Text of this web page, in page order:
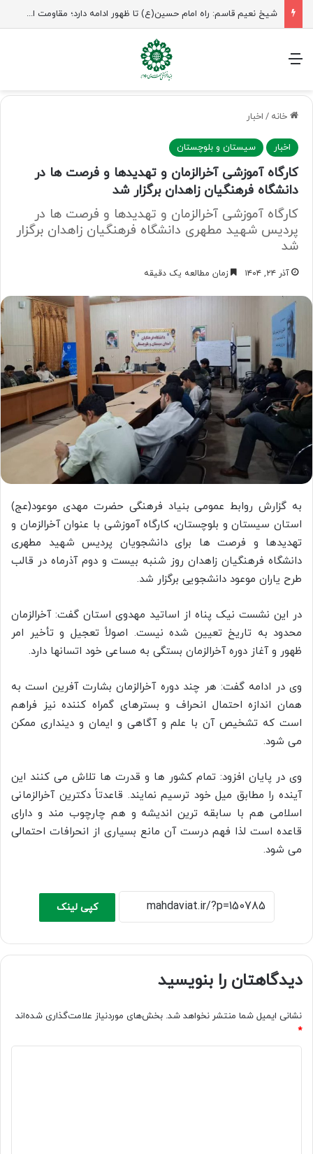
منو
خانه / اخبار
اخبار سیستان و بلوچستان
کارگاه آموزشی آخرالزمان و تهدیدها و فرصت ها در
دانشگاه فرهنگیان زاهدان برگزار شد
کارگاه آموزشی آخرالزمان و تهدیدها و فرصت ها در
پردیس شهید مطهری دانشگاه فرهنگیان زاهدان برگزار
شد
آذر ۲۴, ۱۴۰۴ زمان مطالعه یک دقیقه
به گزارش روابط عمومی بنیاد فرهنگی حضرت مهدی موعود(عج)
استان سیستان و بلوچستان، کارگاه آموزشی با عنوان آخرالزمان و
تهدیدها و فرصت ها برای دانشجویان پردیس شهید مطهری
دانشگاه فرهنگیان زاهدان روز شنبه بیست و دوم آذرماه در قالب
طرح یاران موعود دانشجویی برگزار شد.
در این نشست نیک پناه از اساتید مهدوی استان گفت: آخرالزمان
محدود به تاریخ تعیین شده نیست. اصولاً تعجیل و تأخیر امر
ظهور و آغاز دوره آخرالزمان بستگی به مساعی خود اتسانها دارد.
وی در ادامه گفت: هر چند دوره آخرالزمان بشارت آفرین است به
همان اندازه احتمال انحراف و بسترهای گمراه کننده نیز فراهم
است که تشخیص آن با علم و آگاهی و ایمان و دینداری ممکن
می شود.
وی در پایان افزود: تمام کشور ها و قدرت ها تلاش می کنند این
آینده را مطابق میل خود ترسیم نمایند. قاعدتاً دکترین آخرالزمانی
اسلامی هم با سابقه ترین اندیشه و هم چارچوب مند و دارای
قاعده است لذا فهم درست آن مانع بسیاری از انحرافات احتمالی
می شود.
کپی لینک
دیدگاهتان را بنویسید
نشانی ایمیل شما منتشر نخواهد شد. بخش‌های موردنیاز علامت‌گذاری شده‌اند
*